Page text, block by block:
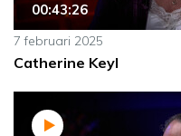
00:43:26
7 februari 2025
Catherine Keyl